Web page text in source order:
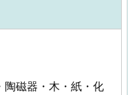
陶磁器・木・紙・化